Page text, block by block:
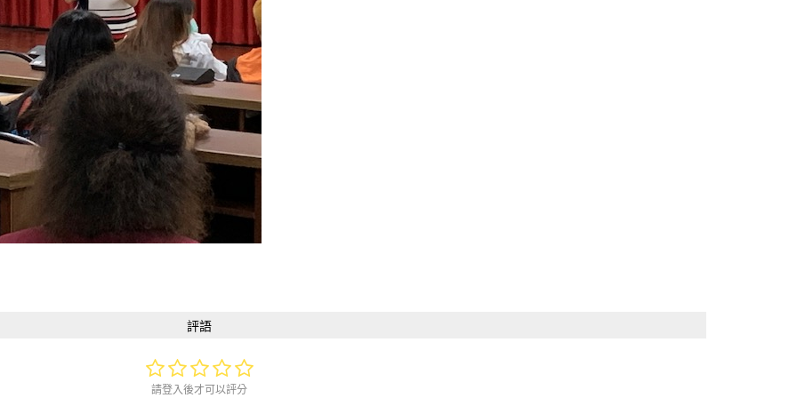
評語
請登入後才可以評分